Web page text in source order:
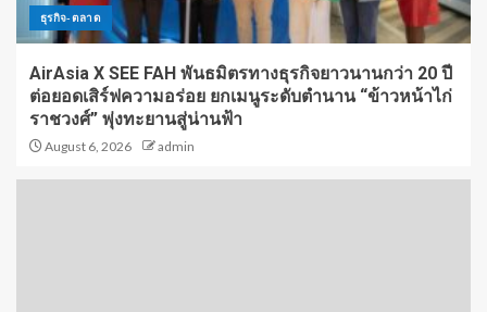
ธุรกิจ-ตลาด
AirAsia X SEE FAH พันธมิตรทางธุรกิจยาวนานกว่า 20 ปี
ต่อยอดเสิร์ฟความอร่อย ยกเมนูระดับตำนาน “ข้าวหน้าไก่
ราชวงศ์” พุ่งทะยานสู่น่านฟ้า
August 6, 2026 admin